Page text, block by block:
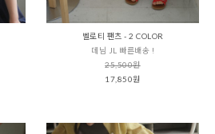
벨로티 팬츠 - 2 COLOR
데님 JL 빠른배송 !
25,500원
17,850원